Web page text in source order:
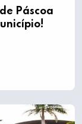
Páscoa